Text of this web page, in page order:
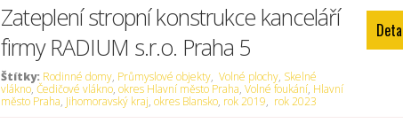
Zateplení stropní konstrukce kanceláří
firmy RADIUM s.r.o. Praha 5
Štítky: Rodinné domy, Průmyslové objekty, Volné plochy, Skelné
vlákno, Čedičové vlákno, okres Hlavní město Praha, Volné foukání, Hlavní
město Praha, Jihomoravský kraj, okres Blansko, rok 2019, rok 2023